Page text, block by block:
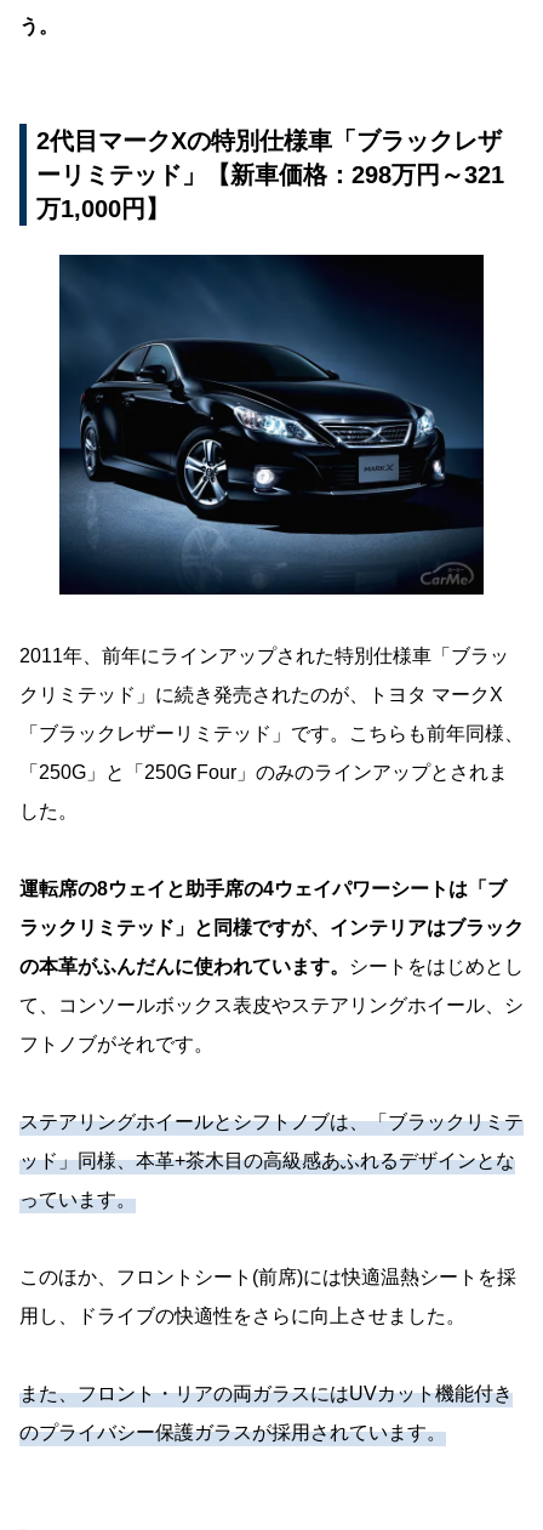
う。
2代目マークXの特別仕様車「ブラックレザ
ーリミテッド」【新車価格：298万円～321
万1,000円】
2011年、前年にラインアップされた特別仕様車「ブラッ
クリミテッド」に続き発売されたのが、トヨタ マークX
「ブラックレザーリミテッド」です。こちらも前年同様、
「250G」と「250G Four」のみのラインアップとされま
した。
運転席の8ウェイと助手席の4ウェイパワーシートは「ブ
ラックリミテッド」と同様ですが、インテリアはブラック
の本革がふんだんに使われています。
シートをはじめとし
て、コンソールボックス表皮やステアリングホイール、シ
フトノブがそれです。
ステアリングホイールとシフトノブは、「ブラックリミテ
ッド」同様、本革+茶木目の高級感あふれるデザインとな
っています。
このほか、フロントシート(前席)には快適温熱シートを採
用し、ドライブの快適性をさらに向上させました。
また、フロント・リアの両ガラスにはUVカット機能付き
のプライバシー保護ガラスが採用されています。